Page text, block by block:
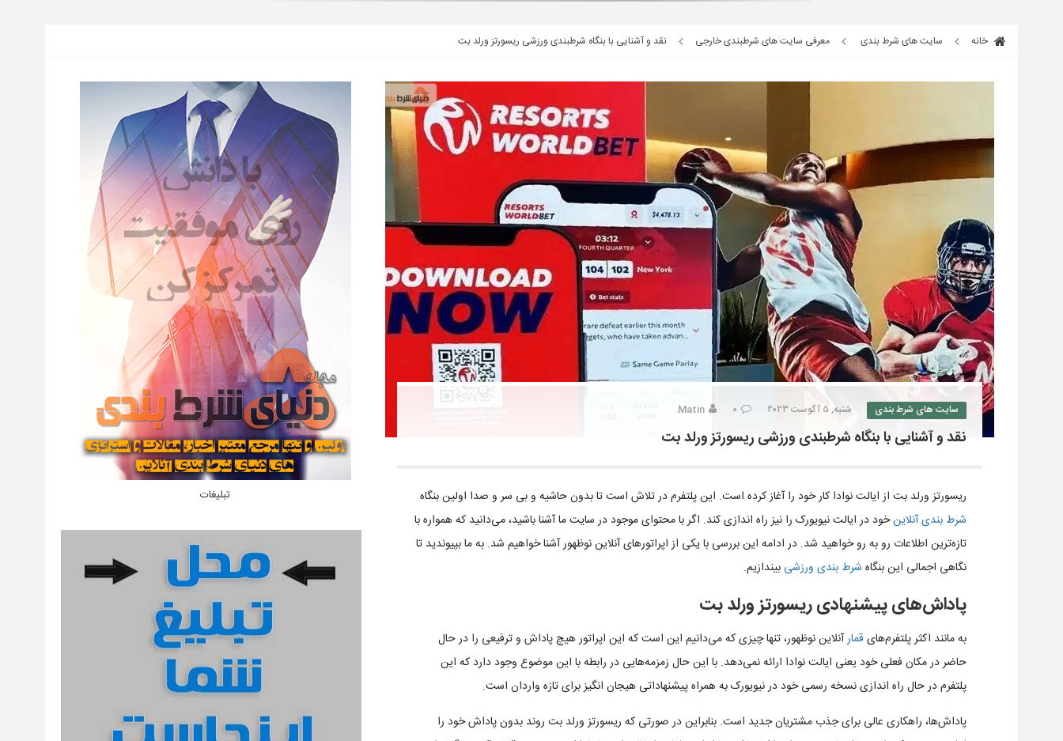
خانه سایت های شرط بندی معرفی سایت های شرطبندی خارجی نقد و آشنایی با بنگاه شرطبندی ورزشی ریسورتز ورلد بت
سایت های شرط بندی شنبه, ۵ آگوست ۲۰۲۳ ۰ Matin
نقد و آشنایی با بنگاه شرطبندی ورزشی ریسورتز ورلد بت
ریسورتز ورلد بت از ایالت نوادا کار خود را آغاز کرده است. این پلتفرم در تلاش است تا بدون حاشیه و بی سر و صدا اولین بنگاه
شرط بندیآنلاینخود در ایالت نیویورک را نیز راه اندازی کند. اگر با محتوای موجود در سایت ما آشنا باشید، می‌دانید که همواره با
تازه‌ترین اطلاعات رو به رو خواهید شد. در ادامه این بررسی‌ با یکی از اپراتورهای آنلاین نوظهور آشنا خواهیم شد. به ما بپیوندید تا
نگاهی اجمالی این بنگاه شرط بندی ورزشی بیندازیم.
پاداش‌های پیشنهادی ریسورتز ورلد بت
به مانند اکثر پلتفرم‌های قمارآنلاین نوظهور، تنها چیزی که می‌دانیم این است که این اپراتور هیچ پاداش و ترفیعی را در حال
حاضر در مکان فعلی خود یعنی ایالت نوادا ارائه نمی‌دهد. با این حال زمزمه‌هایی در رابطه با این موضوع وجود دارد که این
پلتفرم در حال راه اندازی نسخه رسمی خود در نیویورک به همراه پیشنهاداتی هیجان انگیز برای تازه واردان است.
پاداش‌ها، راهکاری عالی برای جذب مشتریان جدید است. بنابراین در صورتی که ریسورتز ورلد بت روند بدون پاداش خود را
تبلیغات